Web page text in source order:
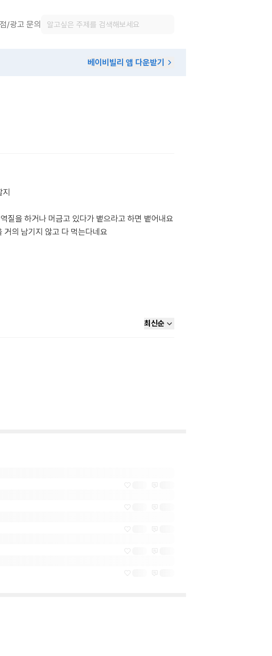
/광고 문의
베이비빌리 앱 다운받기
질을 하거나 머금고 있다가 뱉으라고 하면 뱉어내요
거의 남기지 않고 다 먹는다네요
최신순